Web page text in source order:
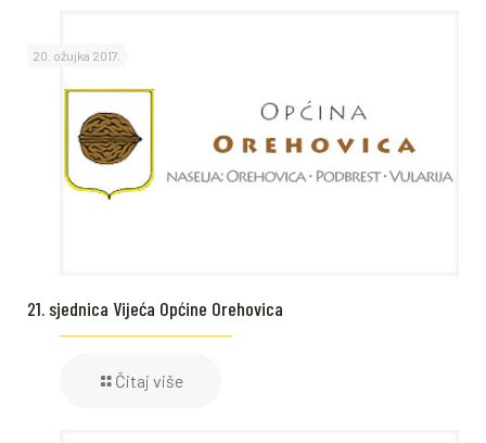
20. ožujka 2017.
21. sjednica Vijeća Općine Orehovica
Čitaj više